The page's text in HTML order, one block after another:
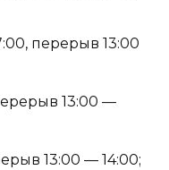
перерыв 13:00
13:00 —
13:00 — 14:00;